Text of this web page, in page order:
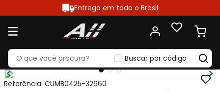
Entrega em todo o Brasil
Buscar por código
Referência: CUMB0425-32660